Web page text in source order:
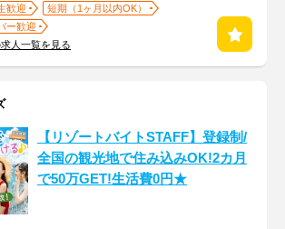
歓迎
短期（1ヶ月以内OK）
ー歓迎
人一覧を見る
【リゾートバイトSTAFF】登録制/
全国の観光地で住み込みOK!2カ月
で50万GET!生活費0円★